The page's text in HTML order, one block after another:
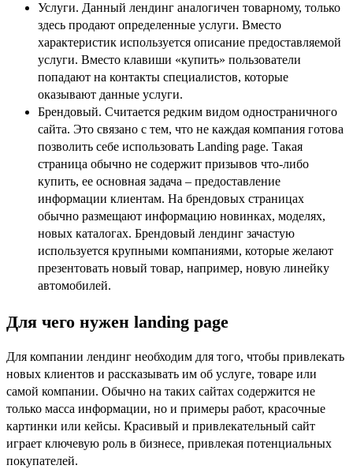
Услуги. Данный лендинг аналогичен товарному, только
здесь продают определенные услуги. Вместо
характеристик используется описание предоставляемой
услуги. Вместо клавиши «купить» пользователи
попадают на контакты специалистов, которые
оказывают данные услуги.
Брендовый. Считается редким видом одностраничного
сайта. Это связано с тем, что не каждая компания готова
позволить себе использовать Landing page. Такая
страница обычно не содержит призывов что-либо
купить, ее основная задача – предоставление
информации клиентам. На брендовых страницах
обычно размещают информацию новинках, моделях,
новых каталогах. Брендовый лендинг зачастую
используется крупными компаниями, которые желают
презентовать новый товар, например, новую линейку
автомобилей.
Для чего нужен landing page
Для компании лендинг необходим для того, чтобы привлекать
новых клиентов и рассказывать им об услуге, товаре или
самой компании. Обычно на таких сайтах содержится не
только масса информации, но и примеры работ, красочные
картинки или кейсы. Красивый и привлекательный сайт
играет ключевую роль в бизнесе, привлекая потенциальных
покупателей.